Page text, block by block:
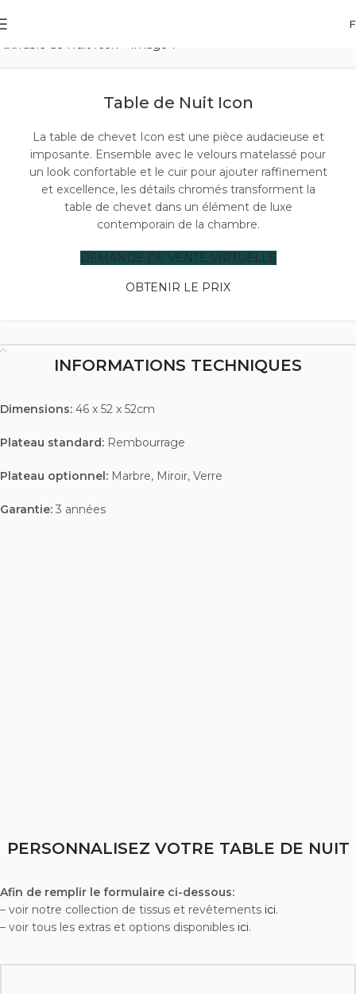
Table de Nuit Icon
La table de chevet Icon est une pièce audacieuse et
imposante. Ensemble avec le velours matelassé pour
un look confortable et le cuir pour ajouter raffinement
et excellence, les détails chromés transforment la
table de chevet dans un élément de luxe
contemporain de la chambre.
DEMANDE DE VENTE VIRTUELLE
OBTENIR LE PRIX
INFORMATIONS TECHNIQUES
Dimensions: 46 x 52 x 52cm
Plateau standard: Rembourrage
Plateau optionnel: Marbre, Miroir, Verre
Garantie: 3 années
PERSONNALISEZ VOTRE TABLE DE NUIT
Afin de remplir le formulaire ci-dessous:
– voir notre collection de tissus et revêtements ici.
– voir tous les extras et options disponibles ici.